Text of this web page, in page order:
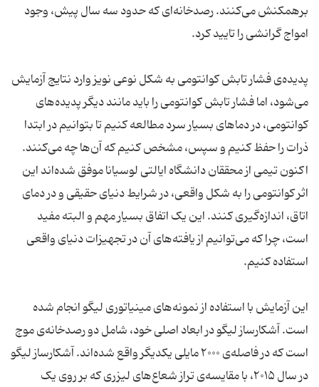
برهمکنش می‌کنند. رصدخانه‌ای که حدود سه سال پیش، وجود
امواج گرانشی را تایید کرد.
پدیده‌ی فشار تابش کوانتومی به شکل نوعی نویز وارد نتایج آزمایش
می‌شود، اما فشار تابش کوانتومی را باید مانند دیگر پدیده‌های
کوانتومی، در دماهای بسیار سرد مطالعه کنیم تا بتوانیم در ابتدا
ذرات را حفظ کنیم و سپس، مشخص کنیم که آن‌ها چه می‌کنند.
اکنون تیمی از محققان دانشگاه ایالتی لوسیانا موفق شده‌اند این
اثر کوانتومی را به شکل واقعی، در شرایط دنیای حقیقی و در دمای
اتاق، اندازه‌گیری کنند. این یک اتفاق بسیار مهم و البته مفید
است، چرا که می‌توانیم از یافته‌های آن در تجهیزات دنیای واقعی
استفاده کنیم.
این آزمایش با استفاده از نمونه‌‌های مینیاتوری لیگو انجام شده
است. آشکارساز لیگو در ابعاد اصلی خود، شامل دو رصدخانه‌ی موج
است که در فاصله‌ی ۲۰۰۰ مایلی یکدیگر واقع شده‌اند. آشکارساز لیگو
در سال ۲۰۱۵، با مقایسه‌ی تراز شعاع‌های لیزری که بر روی یک